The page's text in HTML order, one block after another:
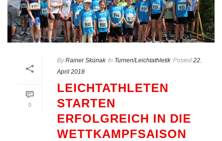
0
By Rainer Skünak In Turnen/Leichtathletik Posted 22.
April 2018
LEICHTATHLETEN
STARTEN
ERFOLGREICH IN DIE
WETTKAMPFSAISON